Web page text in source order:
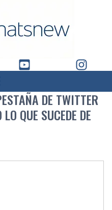
DE TWITTER
QUE SUCEDE DE